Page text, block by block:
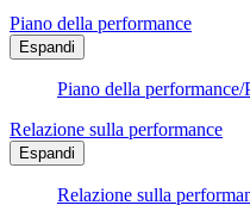
Piano della performance
Espandi
Piano della
Relazione sulla performance
Espandi
Relazione sulla